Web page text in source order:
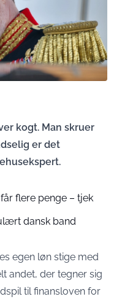
kogt. Man skruer
er det
flere penge – tjek
dansk band
egen løn stige med
andet, der tegner sig
til finansloven for